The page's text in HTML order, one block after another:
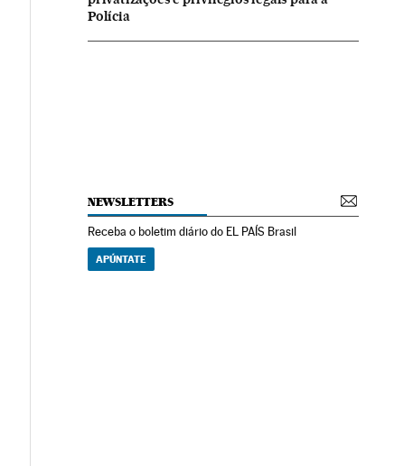
Polícia
NEWSLETTERS
Receba o boletim diário do EL PAÍS Brasil
APÚNTATE